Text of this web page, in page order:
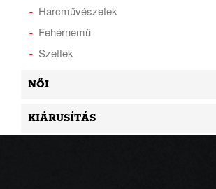
Harcművészetek
Fehérnemű
Szettek
NŐI
KIÁRUSÍTÁS